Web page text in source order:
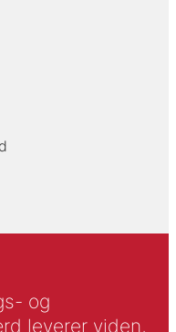
og
leverer viden,